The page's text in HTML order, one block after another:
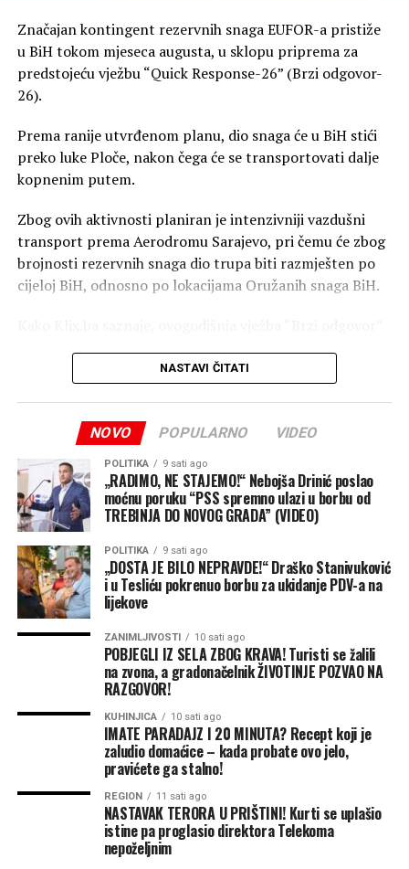
Značajan kontingent rezervnih snaga EUFOR-a pristiže
u BiH tokom mjeseca augusta, u sklopu priprema za
predstojeću vježbu “Quick Response-26” (Brzi odgovor-
26).
Prema ranije utvrđenom planu, dio snaga će u BiH stići
preko luke Ploče, nakon čega će se transportovati dalje
kopnenim putem.
Zbog ovih aktivnosti planiran je intenzivniji vazdušni
transport prema Aerodromu Sarajevo, pri čemu će zbog
brojnosti rezervnih snaga dio trupa biti razmješten po
cijeloj BiH, odnosno po lokacijama Oružanih snaga BiH.
prethodne, zbog čega se očekuje dolazak padobranskih
Iz EUFOR-a uvjeravaju da se intenzivniji vojni saobraćaj
kojom se operativna sposobnost snaga iz sastava
Multinacionalnog bataljona diže na novi nivo.
Vježba će se odvijati na više lokacija uz logističku
podršku Oružanih snaga BiH, čime se dodatno potvrđuje
partnerski odnos i podrška institucijama BiH.
(Klix)
NASTAVI ČITATI
NOVO POPULARNO VIDEO
POLITIKA 9 sati ago
„RADIMO, NE STAJEMO!“ Nebojša Drinić poslao
moćnu poruku “PSS spremno ulazi u borbu od
TREBINJA DO NOVOG GRADA” (VIDEO)
POLITIKA 9 sati ago
„DOSTA JE BILO NEPRAVDE!“ Draško Stanivuković
i u Tesliću pokrenuo borbu za ukidanje PDV-a na
lijekove
ZANIMLJIVOSTI 10 sati ago
POBJEGLI IZ SELA ZBOG KRAVA! Turisti se žalili
na zvona, a gradonačelnik ŽIVOTINJE POZVAO NA
RAZGOVOR!
KUHINJICA 10 sati ago
IMATE PARADAJZ I 20 MINUTA? Recept koji je
zaludio domaćice – kada probate ovo jelo,
pravićete ga stalno!
REGION 11 sati ago
NASTAVAK TERORA U PRIŠTINI! Kurti se uplašio
istine pa proglasio direktora Telekoma
nepoželjnim